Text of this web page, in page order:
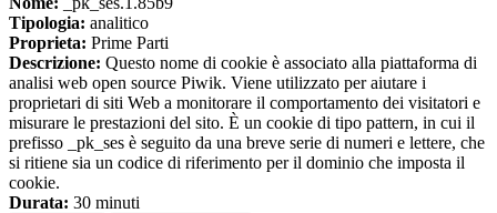
Tipologia: analitico
Proprieta: Prime Parti
Descrizione: Questo nome di cookie è associato alla piattaforma di
analisi web open source Piwik. Viene utilizzato per aiutare i
proprietari di siti Web a monitorare il comportamento dei visitatori e
misurare le prestazioni del sito. È un cookie di tipo pattern, in cui il
prefisso _pk_ses è seguito da una breve serie di numeri e lettere, che
si ritiene sia un codice di riferimento per il dominio che imposta il
cookie.
Durata: 30 minuti